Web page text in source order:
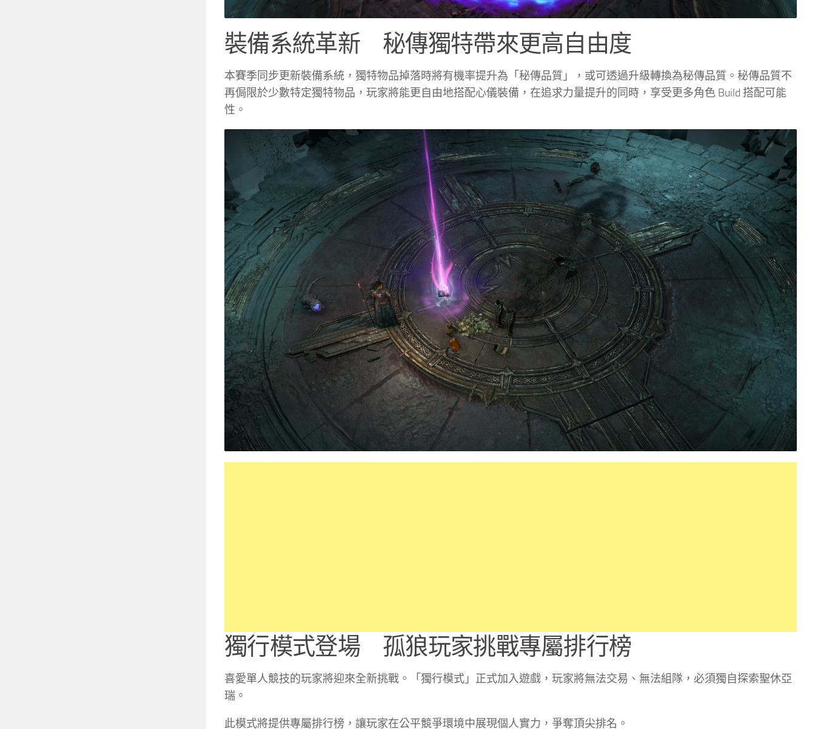
裝備系統革新 秘傳獨特帶來更高自由度
本賽季同步更新裝備系統，獨特物品掉落時將有機率提升為「秘傳品質」，或可透過升級轉換為秘傳品質。秘傳品質不
再侷限於少數特定獨特物品，玩家將能更自由地搭配心儀裝備，在追求力量提升的同時，享受更多角色 Build 搭配可能
性。
獨行模式登場 孤狼玩家挑戰專屬排行榜
喜愛單人競技的玩家將迎來全新挑戰。「獨行模式」正式加入遊戲，玩家將無法交易、無法組隊，必須獨自探索聖休亞
瑞。
此模式將提供專屬排行榜，讓玩家在公平競爭環境中展現個人實力，爭奪頂尖排名。